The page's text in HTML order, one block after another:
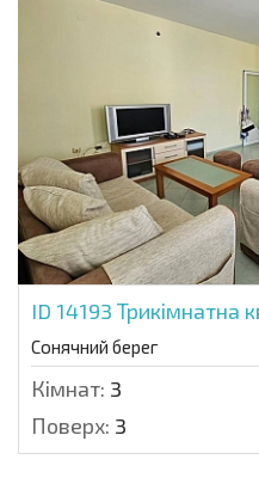
ID 14193 Трикімнатна
Сонячний берег
Кімнат: 3
Поверх: 3